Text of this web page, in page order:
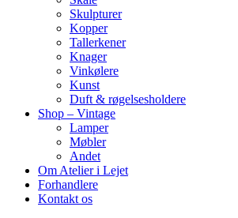
Skulpturer
Kopper
Tallerkener
Knager
Vinkølere
Kunst
Duft & røgelsesholdere
Shop – Vintage
Lamper
Møbler
Andet
Om Atelier i Lejet
Forhandlere
Kontakt os